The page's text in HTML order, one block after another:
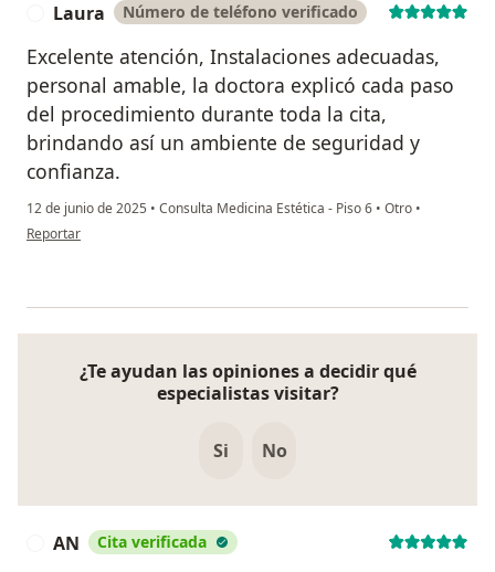
Laura Número de teléfono verificado
Excelente atención, Instalaciones adecuadas,
personal amable, la doctora explicó cada paso
del procedimiento durante toda la cita,
brindando así un ambiente de seguridad y
confianza.
12 de junio de 2025 • Consulta Medicina Estética - Piso 6 • Otro •
en opinión del usuario Laura
Reportar
¿Te ayudan las opiniones a decidir qué
especialistas visitar?
Si No
AN Cita verificada